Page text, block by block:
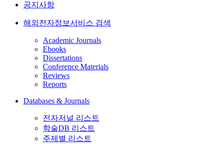
공지사항
해외전자정보서비스 검색
Academic Journals
Ebooks
Dissertations
Conference Materials
Reviews
Reports
Databases & Journals
전자저널 리스트
학술DB 리스트
주제별 리스트